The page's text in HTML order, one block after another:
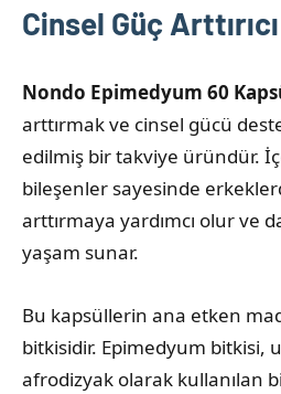
Cinsel Güç
Nondo Epimedyum 60
arttırmak ve cinsel gücü
edilmiş bir takviye üründür.
bileşenler sayesinde
arttırmaya yardımcı olur ve
yaşam sunar.
Bu kapsüllerin ana etken
bitkisidir. Epimedyum bitkisi,
afrodizyak olarak kullanılan